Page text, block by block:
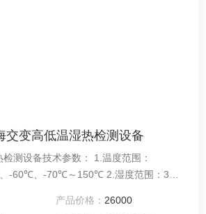
交变高低温湿热检测设备
备技术参数： 1.温度范围：
70℃～150℃ 2.湿度范围：30%
产品价格： 26000